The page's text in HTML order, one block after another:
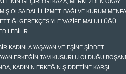
OLSA DAHİ HİZMET BAĞI VE KURUM
GEREKÇESİYLE VAZİFE MALULLÜĞÜ
KADINLA YAŞAYAN VE EŞİNE ŞİDDET
ERKEĞİN TAM KUSURLU OLDUĞU
KADININ ERKEĞİN ŞİDDETİNE KARŞI